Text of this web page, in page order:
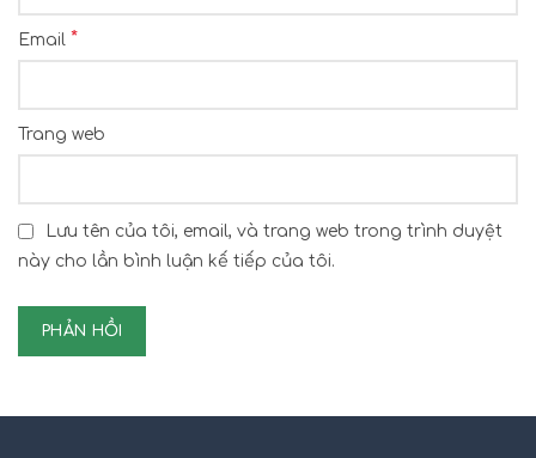
Email *
Trang web
Lưu tên của tôi, email, và trang web trong trình duyệt
này cho lần bình luận kế tiếp của tôi.